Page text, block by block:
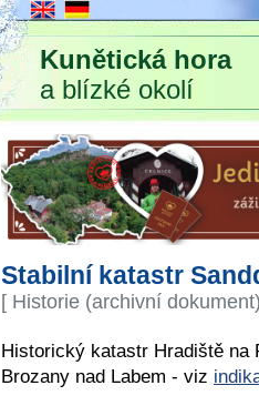
Kunětická hora
a blízké okolí
Stabilní katastr
[ Historie (archivní
Historický katastr Hradiště na
Brozany nad Labem - viz